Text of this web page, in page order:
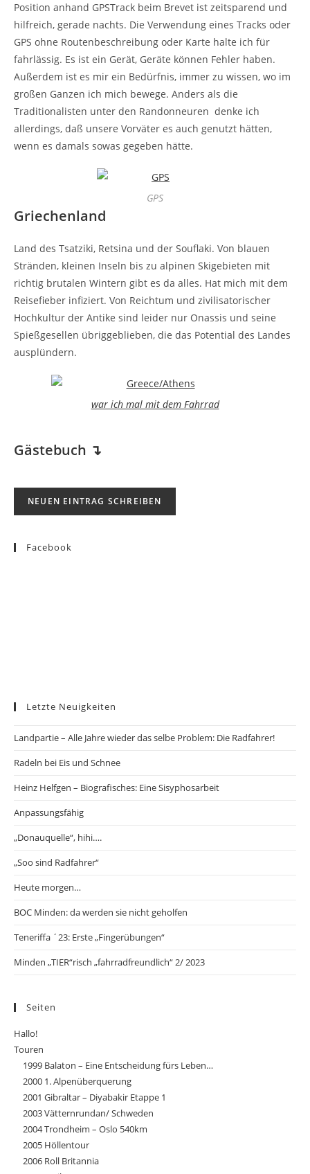
Position anhand GPSTrack beim Brevet ist zeitsparend und
hilfreich, gerade nachts. Die Verwendung eines Tracks oder
GPS ohne Routenbeschreibung oder Karte halte ich für
fahrlässig. Es ist ein Gerät, Geräte können Fehler haben.
Außerdem ist es mir ein Bedürfnis, immer zu wissen, wo im
großen Ganzen ich mich bewege. Anders als die
Traditionalisten unter den Randonneuren denke ich
allerdings, daß unsere Vorväter es auch genutzt hätten,
wenn es damals sowas gegeben hätte.
GPS
Griechenland
Land des Tsatziki, Retsina und der Souflaki. Von blauen
Stränden, kleinen Inseln bis zu alpinen Skigebieten mit
richtig brutalen Wintern gibt es da alles. Hat mich mit dem
Reisefieber infiziert. Von Reichtum und zivilisatorischer
Hochkultur der Antike sind leider nur Onassis und seine
Spießgesellen übriggeblieben, die das Potential des Landes
ausplündern.
war ich mal mit dem Fahrrad
Gästebuch ↴
Facebook
Letzte Neuigkeiten
Landpartie – Alle Jahre wieder das selbe Problem: Die Radfahrer!
Radeln bei Eis und Schnee
Heinz Helfgen – Biografisches: Eine Sisyphosarbeit
Anpassungsfähig
„Donauquelle“, hihi….
„Soo sind Radfahrer“
Heute morgen…
BOC Minden: da werden sie nicht geholfen
Teneriffa ´23: Erste „Fingerübungen“
Minden „TIER“risch „fahrradfreundlich“ 2/ 2023
Seiten
Hallo!
Touren
1999 Balaton – Eine Entscheidung fürs Leben…
2000 1. Alpenüberquerung
2001 Gibraltar – Diyabakir Etappe 1
2003 Vätternrundan/ Schweden
2004 Trondheim – Oslo 540km
2005 Höllentour
2006 Roll Britannia